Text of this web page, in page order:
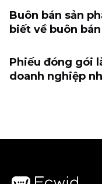
Buôn bán sản
biết về buôn
Phiếu đóng gói
doanh nghiệp